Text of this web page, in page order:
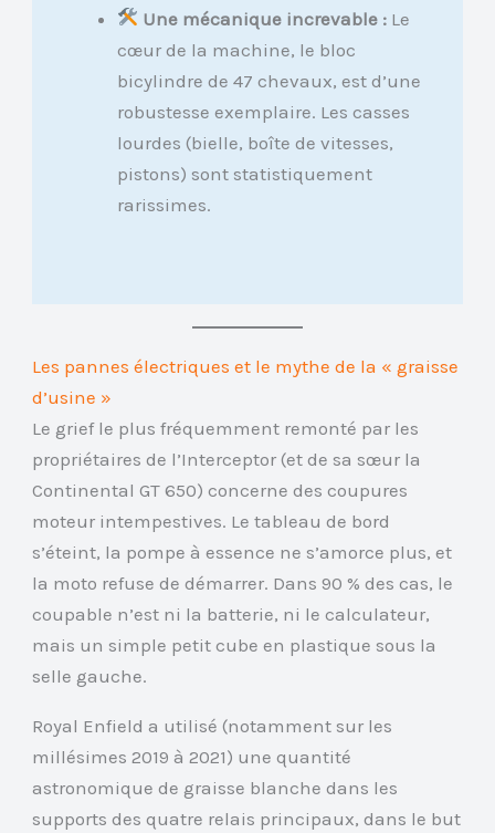
Une mécanique increvable : Le
cœur de la machine, le bloc
bicylindre de 47 chevaux, est d’une
robustesse exemplaire. Les casses
lourdes (bielle, boîte de vitesses,
pistons) sont statistiquement
rarissimes.
Les pannes électriques et le mythe de la « graisse
d’usine »
Le grief le plus fréquemment remonté par les
propriétaires de l’Interceptor (et de sa sœur la
Continental GT 650) concerne des coupures
moteur intempestives. Le tableau de bord
s’éteint, la pompe à essence ne s’amorce plus, et
la moto refuse de démarrer. Dans 90 % des cas, le
coupable n’est ni la batterie, ni le calculateur,
mais un simple petit cube en plastique sous la
selle gauche.
Royal Enfield a utilisé (notamment sur les
millésimes 2019 à 2021) une quantité
astronomique de graisse blanche dans les
supports des quatre relais principaux, dans le but